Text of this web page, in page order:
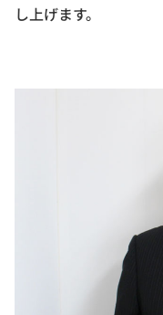
し上げます。